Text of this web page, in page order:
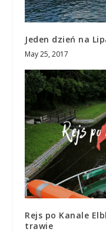
Jeden dzień na
May 25, 2017
Rejs po Kanale
trawie